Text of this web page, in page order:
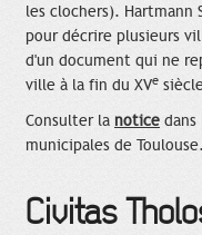
les clochers). Hartmann
pour décrire plusieurs
d'un document qui ne
ville à la fin du XVe
Consulter la notice dans
municipales de Toulouse.
Civitas